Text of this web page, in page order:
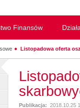
Finansów
Listopadowa oferta
Publikacja: 2018.10.25